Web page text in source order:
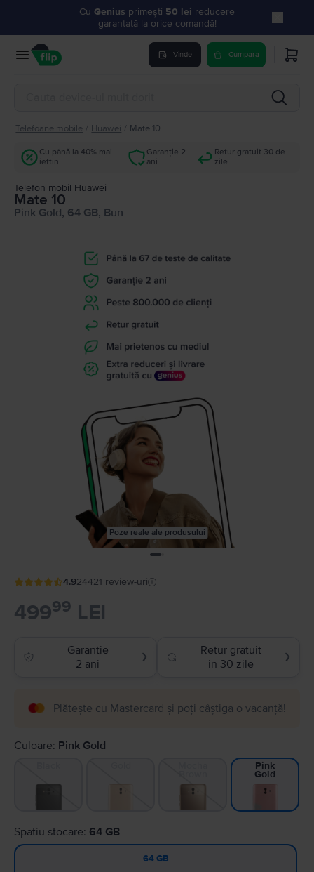
Cu Genius primești 50 lei reducere
garantată la orice comandă!
Vinde Cumpara
Telefoane mobile Huawei Mate 10
Cu până la 40% mai
ieftin
Garanție 2
ani
Retur gratuit 30 de
zile
Telefon mobil Huawei
Mate 10
Pink Gold, 64 GB, Bun
Poze reale ale produsului
4.924421 review-uri
49999 LEI
Garantie
2 ani
❯
Retur gratuit
in 30 zile
❯
Plătește cu Mastercard și poți câștiga o vacanță!
Culoare: Pink Gold
Pink
Gold
Spatiu stocare: 64 GB
64 GB